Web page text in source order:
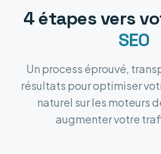
4 étapes vers
SEO
Un process éprouvé,
résultats pour optimiser
naturel sur les moteurs
augmenter votre